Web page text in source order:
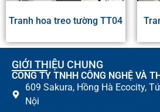
Tranh hoa treo tường TT04
GIỚI THIỆU CHUNG
CÔNG TY TNHH CÔNG NGHỆ VÀ
609 Sakura, Hồng Hà Ecocity,
Nội